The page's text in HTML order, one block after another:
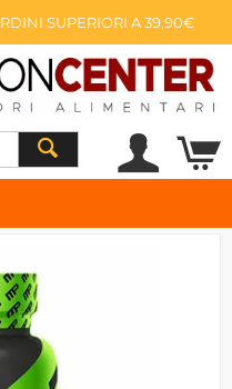
SUPERIORI A 39,90€